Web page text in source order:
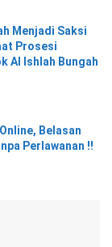
Menjadi Saksi
Prosesi
Al Ishlah Bungah
Belasan
Perlawanan !!